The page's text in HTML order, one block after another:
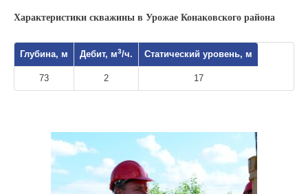
Характеристики скважины в Урожае Конаковского района
Глубина, м Дебит, м3/ч. Статический уровень, м
73 2 17